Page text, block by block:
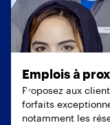
Emplois à
Proposez aux
forfaits
notamment les